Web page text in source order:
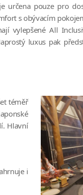
určena pouze pro
s obývacím
vylepšené All
luxus pak
téměř
Hlavní
i